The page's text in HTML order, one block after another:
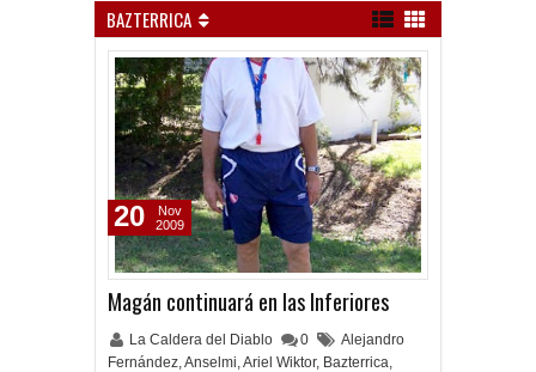
BAZTERRICA
Magán continuará en las Inferiores
La Caldera del Diablo 0
Alejandro
Fernández,Anselmi,Ariel Wiktor, Bazterrica,
20
Nov
2009